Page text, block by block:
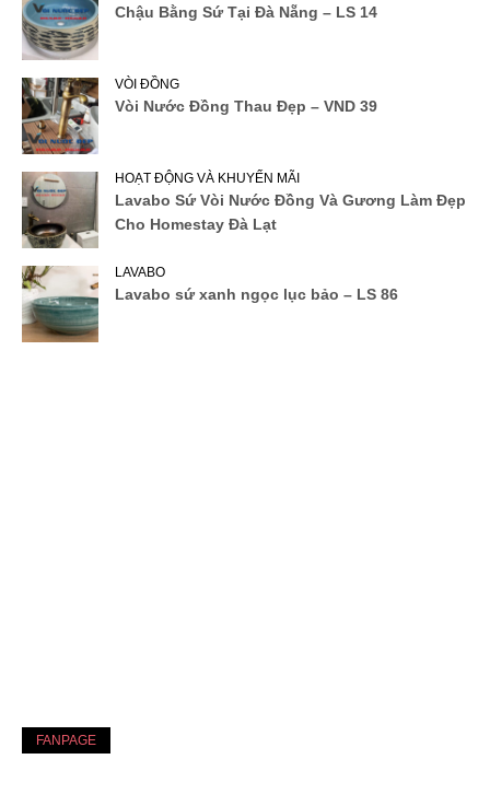
Chậu Bằng Sứ Tại Đà Nẵng – LS 14
VÒI ĐỒNG
Vòi Nước Đồng Thau Đẹp – VND 39
HOẠT ĐỘNG VÀ KHUYẾN MÃI
Lavabo Sứ Vòi Nước Đồng Và Gương Làm Đẹp
Cho Homestay Đà Lạt
LAVABO
Lavabo sứ xanh ngọc lục bảo – LS 86
FANPAGE